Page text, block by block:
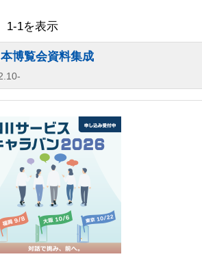
1-1を表示
博覧会資料集成